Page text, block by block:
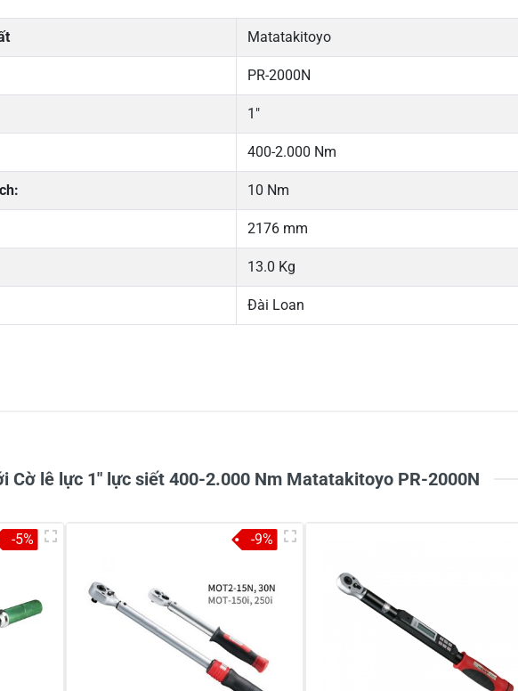
Matatakitoyo
PR-2000N
1″
400-2.000 Nm
10 Nm
2176 mm
13.0 Kg
Đài Loan
Cờ lê lực 1" lực siết 400-2.000 Nm Matatakitoyo PR-2000N
-5% -9%